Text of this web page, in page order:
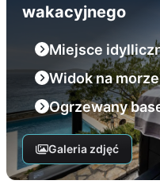
wakacyjnego
Miejsce
Widok na
Ogrzewany
Galeria zdjęć